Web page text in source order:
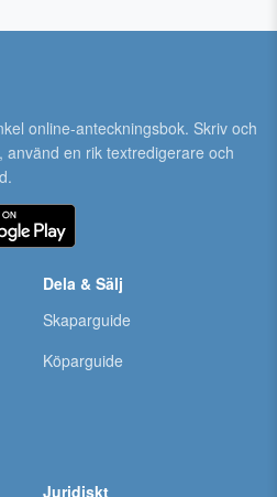
online-anteckningsbok. Skriv och
en rik textredigerare och
Dela & Sälj
Skaparguide
Köparguide
Juridiskt